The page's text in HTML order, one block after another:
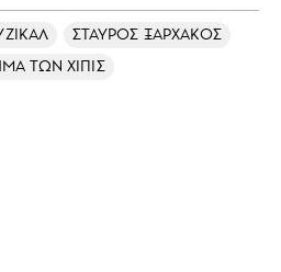
ΣΤΑΥΡΟΣ ΞΑΡΧΑΚΟΣ
ΤΩΝ ΧΙΠΙΣ